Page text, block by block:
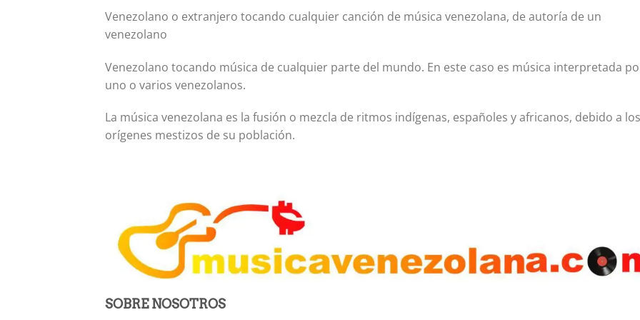
Venezolano o extranjero tocando cualquier canción de música venezolana, de autoría de un
venezolano
Venezolano tocando música de cualquier parte del mundo. En este caso es música interpretada
uno o varios venezolanos.
La música venezolana es la fusión o mezcla de ritmos indígenas, españoles y africanos, debido a los
orígenes mestizos de su población.
SOBRE NOSOTROS